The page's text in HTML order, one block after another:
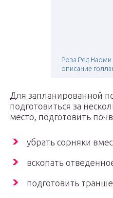
Роза Ред
описание
Для запланированной
подготовиться за
место, подготовить
убрать сорняки
вскопать
подготовить